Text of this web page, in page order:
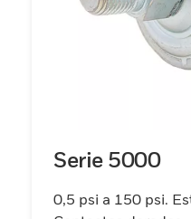
Serie 5000
0,5 psi a 150 psi.